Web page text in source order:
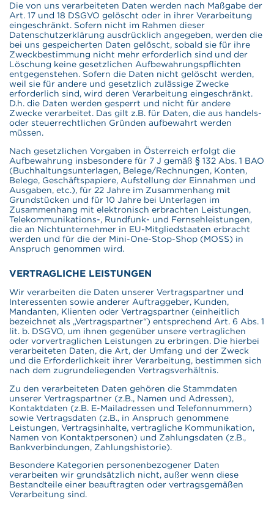
Die von uns verarbeiteten Daten werden nach Maßgabe der
Art. 17 und 18 DSGVO gelöscht oder in ihrer Verarbeitung
eingeschränkt. Sofern nicht im Rahmen dieser
Datenschutzerklärung ausdrücklich angegeben, werden die
bei uns gespeicherten Daten gelöscht, sobald sie für ihre
Zweckbestimmung nicht mehr erforderlich sind und der
Löschung keine gesetzlichen Aufbewahrungspflichten
entgegenstehen. Sofern die Daten nicht gelöscht werden,
weil sie für andere und gesetzlich zulässige Zwecke
erforderlich sind, wird deren Verarbeitung eingeschränkt.
D.h. die Daten werden gesperrt und nicht für andere
Zwecke verarbeitet. Das gilt z.B. für Daten, die aus handels-
oder steuerrechtlichen Gründen aufbewahrt werden
müssen.
Nach gesetzlichen Vorgaben in Österreich erfolgt die
Aufbewahrung insbesondere für 7 J gemäß § 132 Abs. 1 BAO
(Buchhaltungsunterlagen, Belege/Rechnungen, Konten,
Belege, Geschäftspapiere, Aufstellung der Einnahmen und
Ausgaben, etc.), für 22 Jahre im Zusammenhang mit
Grundstücken und für 10 Jahre bei Unterlagen im
Zusammenhang mit elektronisch erbrachten Leistungen,
Telekommunikations-, Rundfunk- und Fernsehleistungen,
die an Nichtunternehmer in EU-Mitgliedstaaten erbracht
werden und für die der Mini-One-Stop-Shop (MOSS) in
Anspruch genommen wird.
VERTRAGLICHE LEISTUNGEN
Wir verarbeiten die Daten unserer Vertragspartner und
Interessenten sowie anderer Auftraggeber, Kunden,
Mandanten, Klienten oder Vertragspartner (einheitlich
bezeichnet als „Vertragspartner“) entsprechend Art. 6 Abs. 1
lit. b. DSGVO, um ihnen gegenüber unsere vertraglichen
oder vorvertraglichen Leistungen zu erbringen. Die hierbei
verarbeiteten Daten, die Art, der Umfang und der Zweck
und die Erforderlichkeit ihrer Verarbeitung, bestimmen sich
nach dem zugrundeliegenden Vertragsverhältnis.
Zu den verarbeiteten Daten gehören die Stammdaten
unserer Vertragspartner (z.B., Namen und Adressen),
Kontaktdaten (z.B. E-Mailadressen und Telefonnummern)
sowie Vertragsdaten (z.B., in Anspruch genommene
Leistungen, Vertragsinhalte, vertragliche Kommunikation,
Namen von Kontaktpersonen) und Zahlungsdaten (z.B.,
Bankverbindungen, Zahlungshistorie).
Besondere Kategorien personenbezogener Daten
verarbeiten wir grundsätzlich nicht, außer wenn diese
Bestandteile einer beauftragten oder vertragsgemäßen
Verarbeitung sind.